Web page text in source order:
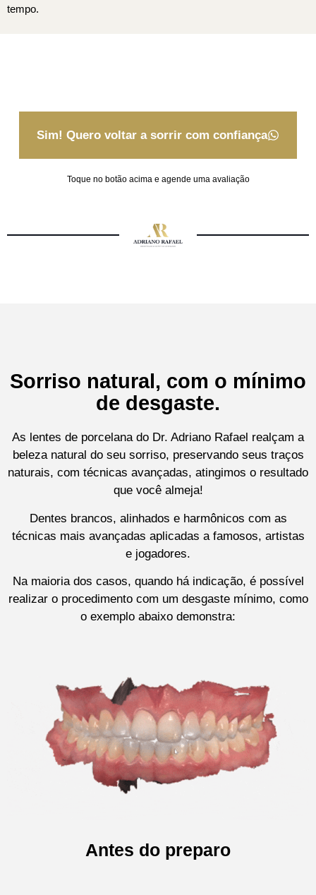
tempo.
Sim! Quero voltar a sorrir com confiança
Toque no botão acima e agende uma avaliação
Sorriso natural, com o mínimo
de desgaste.
As lentes de porcelana do Dr. Adriano Rafael realçam a
beleza natural do seu sorriso, preservando seus traços
naturais, com técnicas avançadas, atingimos o resultado
que você almeja!
Dentes brancos, alinhados e harmônicos com as
técnicas mais avançadas aplicadas a famosos, artistas
e jogadores.
Na maioria dos casos, quando há indicação, é possível
realizar o procedimento com um desgaste mínimo, como
o exemplo abaixo demonstra:
Antes do preparo